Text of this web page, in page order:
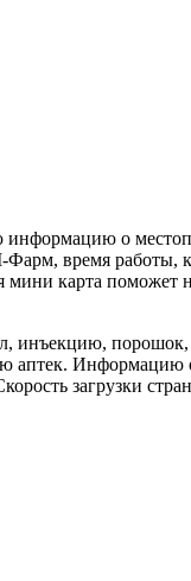
о
время работы,
мини карта поможет
инъекцию, порошок,
аптек.
загрузки